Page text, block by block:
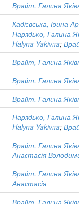
Врайт, Галина
Кадієвська, Ірина
Нарядько, Галина
Halyna Yakivna;
Врайт, Галина
Врайт, Галина
Врайт, Галина
Нарядько, Галина
Halyna Yakivna;
Врайт, Галина
Анастасія
Врайт, Галина
Анастасія
Врайт, Галина